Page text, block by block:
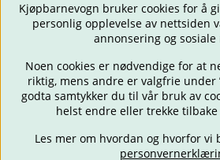
BARNEVOGNER BILSTOLER BABY
FORELDRE
BARNEROMMET
GAVETIPS
Kjøpbarnevogn bruker cookies for å
personlig opplevelse av nettsiden
annonsering og sosiale
Noen cookies er nødvendige for at
riktig, mens andre er valgfrie under
godta samtykker du til vår bruk av
helst endre eller trekke
Les mer om hvordan og hvorfor vi